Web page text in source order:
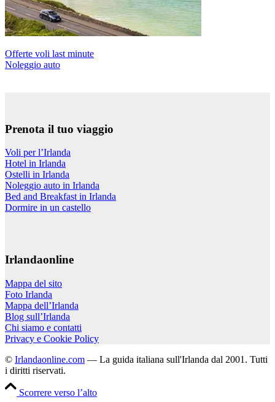
Offerte voli last minute
Noleggio auto
Prenota il tuo viaggio
Voli per l’Irlanda
Hotel in Irlanda
Ostelli in Irlanda
Noleggio auto in Irlanda
Bed and Breakfast in Irlanda
Dormire in un castello
Irlandaonline
Mappa del sito
Foto Irlanda
Mappa dell’Irlanda
Blog sull’Irlanda
Chi siamo e contatti
Privacy e Cookie Policy
© Irlandaonline.com — La guida italiana sull'Irlanda dal 2001. Tutti
i diritti riservati.
Scorrere verso l’alto